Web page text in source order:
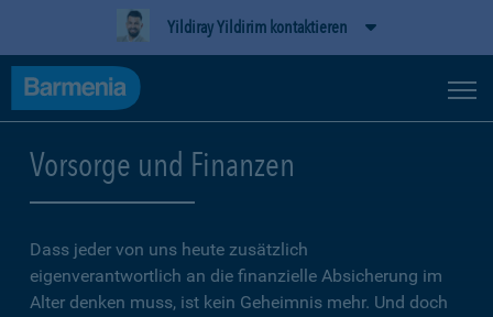
Yildiray Yildirim kontaktieren
Vorsorge und Finanzen
Dass jeder von uns heute zusätzlich
eigenverantwortlich an die finanzielle Absicherung im
Alter denken muss, ist kein Geheimnis mehr. Und doch